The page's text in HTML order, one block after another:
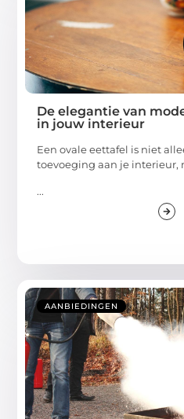
De elegantie van
in jouw interieur
Een ovale eettafel is niet
toevoeging aan je interieur,
...
AANBIEDINGEN